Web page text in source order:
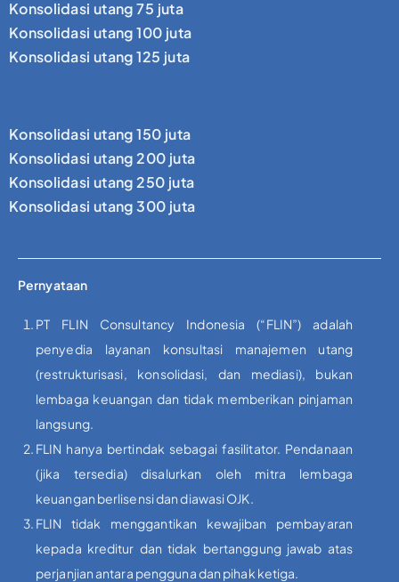
Konsolidasi utang 75 juta
Konsolidasi utang 100 juta
Konsolidasi utang 125 juta
Konsolidasi utang 150 juta
Konsolidasi utang 200 juta
Konsolidasi utang 250 juta
Konsolidasi utang 300 juta
Pernyataan
PT FLIN Consultancy Indonesia (“FLIN”) adalah
penyedia layanan konsultasi manajemen utang
(restrukturisasi, konsolidasi, dan mediasi), bukan
lembaga keuangan dan tidak memberikan pinjaman
langsung.
FLIN hanya bertindak sebagai fasilitator. Pendanaan
(jika tersedia) disalurkan oleh mitra lembaga
keuangan berlisensi dan diawasi OJK.
FLIN tidak menggantikan kewajiban pembayaran
kepada kreditur dan tidak bertanggung jawab atas
perjanjian antara pengguna dan pihak ketiga.